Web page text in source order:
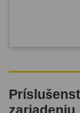
zariadeniu